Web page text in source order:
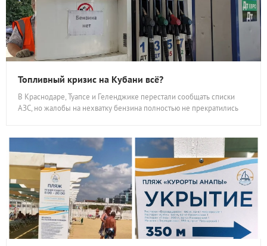
Топливный кризис на Кубани всё?
В Краснодаре, Туапсе и Геленджике перестали сообщать списки
АЗС, но жалобы на нехватку бензина полностью не прекратились